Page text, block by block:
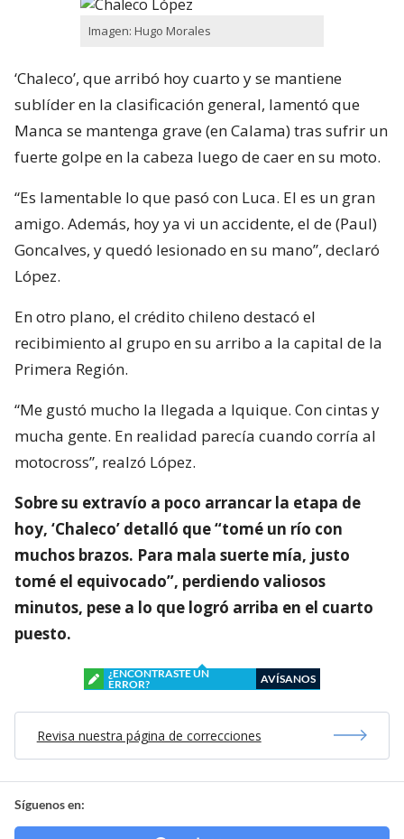
Imagen: Hugo Morales
‘Chaleco’, que arribó hoy cuarto y se mantiene
sublíder en la clasificación general, lamentó que
Manca se mantenga grave (en Calama) tras sufrir un
fuerte golpe en la cabeza luego de caer en su moto.
“Es lamentable lo que pasó con Luca. El es un gran
amigo. Además, hoy ya vi un accidente, el de (Paul)
Goncalves, y quedó lesionado en su mano”, declaró
López.
En otro plano, el crédito chileno destacó el
recibimiento al grupo en su arribo a la capital de la
Primera Región.
“Me gustó mucho la llegada a Iquique. Con cintas y
mucha gente. En realidad parecía cuando corría al
motocross”, realzó López.
Sobre su extravío a poco arrancar la etapa de
hoy, ‘Chaleco’ detalló que “tomé un río con
muchos brazos. Para mala suerte mía, justo
tomé el equivocado”, perdiendo valiosos
minutos, pese a lo que logró arriba en el cuarto
puesto.
¿ENCONTRASTE UN
ERROR?
AVÍSANOS
Revisa nuestra página de correcciones
Síguenos en: